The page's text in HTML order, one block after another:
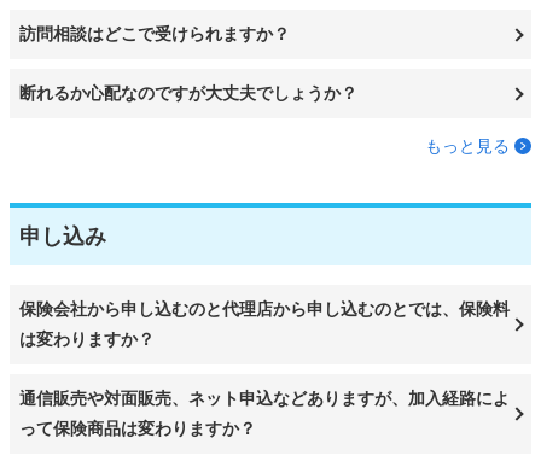
訪問相談はどこで受けられますか？
断れるか心配なのですが大丈夫でしょうか？
もっと見る
申し込み
保険会社から申し込むのと代理店から申し込むのとでは、保険料
は変わりますか？
通信販売や対面販売、ネット申込などありますが、加入経路によ
って保険商品は変わりますか？